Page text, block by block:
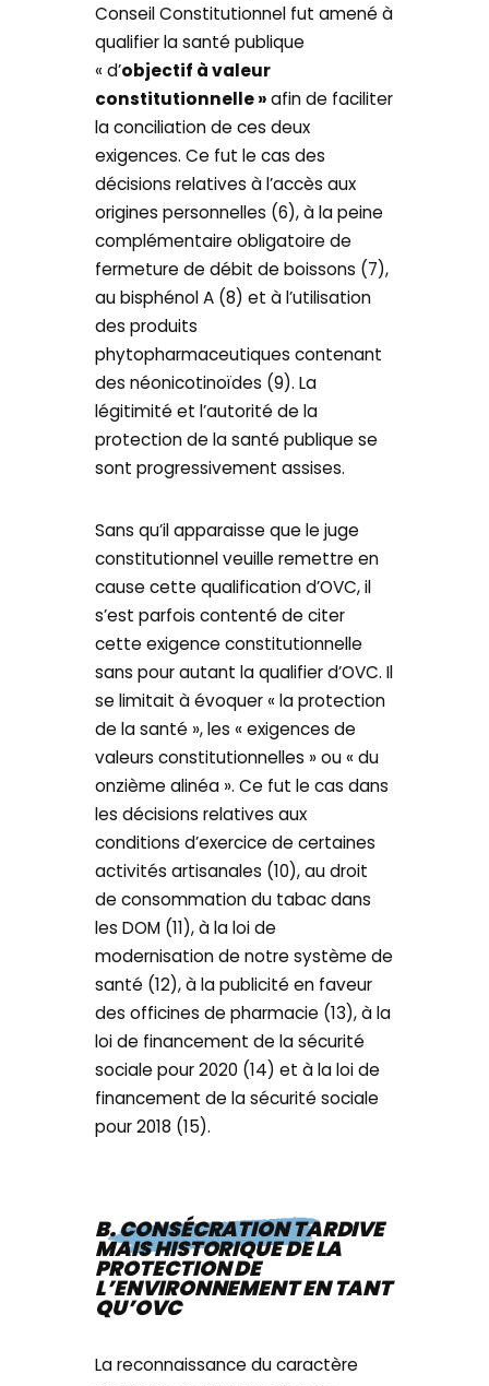
Conseil Constitutionnel fut amené à
qualifier la santé publique
« d’objectif à valeur
constitutionnelle »afin de faciliter
la conciliation de ces deux
exigences. Ce fut le cas des
décisions relatives à l’accès aux
origines personnelles (6), à la peine
complémentaire obligatoire de
fermeture de débit de boissons (7),
au bisphénol A (8) et à l’utilisation
des produits
phytopharmaceutiques contenant
des néonicotinoïdes (9). La
légitimité et l’autorité de la
protection de la santé publique se
sont progressivement assises.
Sans qu’il apparaisse que le juge
constitutionnel veuille remettre en
cause cette qualification d’OVC, il
s’est parfois contenté de citer
cette exigence constitutionnelle
sans pour autant la qualifier d’OVC. Il
se limitait à évoquer « la protection
de la santé », les « exigences de
valeurs constitutionnelles » ou « du
onzième alinéa ». Ce fut le cas dans
les décisions relatives aux
conditions d’exercice de certaines
activités artisanales (10), au droit
de consommation du tabac dans
les DOM (11), à la loi de
modernisation de notre système de
santé (12), à la publicité en faveur
des officines de pharmacie (13), à la
loi de financement de la sécurité
sociale pour 2020 (14) et à la loi de
financement de la sécurité sociale
pour 2018 (15).
B. CONSÉCRATION TARDIVE
MAIS HISTORIQUE DE LA
PROTECTION DE
L’ENVIRONNEMENT EN TANT
QU’OVC
La reconnaissance du caractère